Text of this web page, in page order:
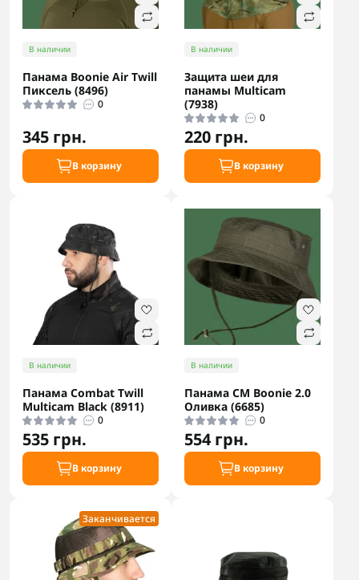
В наличии
Панама Boonie Air Twill
Пиксель (8496)
0
345 грн.
В корзину
В наличии
Защита шеи для
панамы Multicam
(7938)
0
220 грн.
В корзину
В наличии
Панама Combat Twill
Multicam Black (8911)
0
535 грн.
В корзину
В наличии
Панама CM Boonie 2.0
Оливка (6685)
0
554 грн.
В корзину
Заканчивается